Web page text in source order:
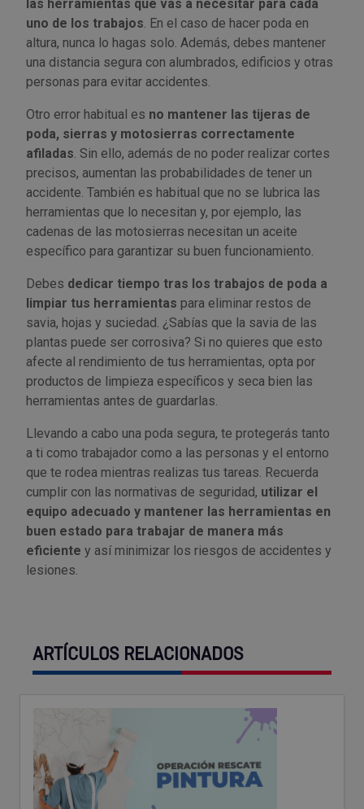
las herramientas que vas a necesitar para cada
uno de los trabajos. En el caso de hacer poda en
altura, nunca lo hagas solo. Además, debes mantener
una distancia segura con alumbrados, edificios y otras
personas para evitar accidentes.
Otro error habitual es no mantener las tijeras de
poda, sierras y motosierras correctamente
afiladas. Sin ello, además de no poder realizar cortes
precisos, aumentan las probabilidades de tener un
accidente. También es habitual que no se lubrica las
herramientas que lo necesitan y, por ejemplo, las
cadenas de las motosierras necesitan un aceite
específico para garantizar su buen funcionamiento.
Debes dedicar tiempo tras los trabajos de poda a
limpiar tus herramientas para eliminar restos de
savia, hojas y suciedad. ¿Sabías que la savia de las
plantas puede ser corrosiva? Si no quieres que esto
afecte al rendimiento de tus herramientas, opta por
productos de limpieza específicos y seca bien las
herramientas antes de guardarlas.
Llevando a cabo una poda segura, te protegerás tanto
a ti como trabajador como a las personas y el entorno
que te rodea mientras realizas tus tareas. Recuerda
cumplir con las normativas de seguridad, utilizar el
equipo adecuado y mantener las herramientas en
buen estado para trabajar de manera más
eficiente y así minimizar los riesgos de accidentes y
lesiones.
ARTÍCULOS RELACIONADOS